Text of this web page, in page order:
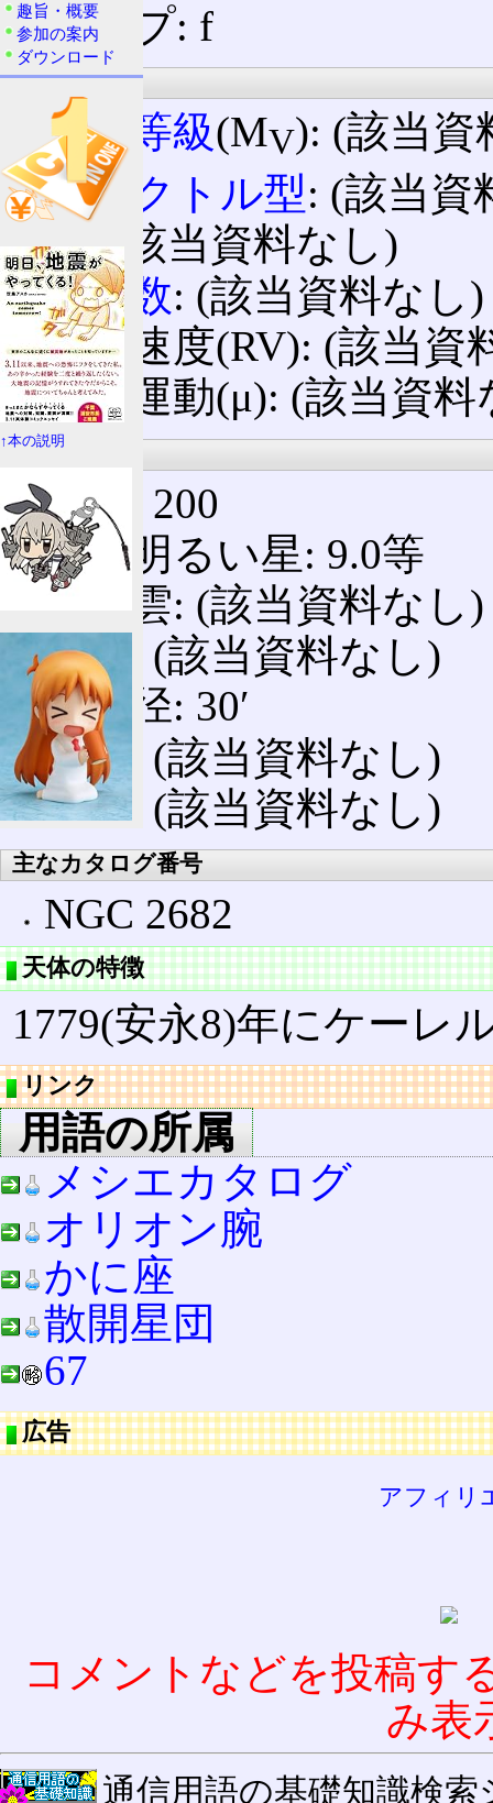
タイプ: f
物理的情報
絶対等級(MV): (該当資
スペクトル型: (該当資
色: (該当資料なし)
色指数: (該当資料なし)
視線速度(RV): (該当資
固有運動(μ): (該当資料
詳細情報
星数: 200
一番明るい星: 9.0等
伴星雲: (該当資料なし)
質量
: (該当資料なし)
視直径: 30′
光度: (該当資料なし)
年齢: (該当資料なし)
主なカタログ番号
NGC 2682
天体の特徴
1779(安永8)年にケーレ
リンク
用語の所属
メシエカタログ
オリオン腕
かに座
散開星団
67
広告
アフィリ
コメントなどを投稿す
み表
通信用語の基礎知識検索
趣旨・概要
参加の案内
ダウンロード
↑本の説明